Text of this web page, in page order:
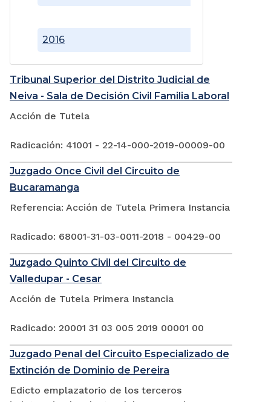
2016
Tribunal Superior del Distrito Judicial de
Neiva - Sala de Decisión Civil Familia Laboral
Acción de Tutela
Radicación: 41001 - 22-14-000-2019-00009-00
Juzgado Once Civil del Circuito de
Bucaramanga
Referencia: Acción de Tutela Primera Instancia
Radicado: 68001-31-03-0011-2018 - 00429-00
Juzgado Quinto Civil del Circuito de
Valledupar - Cesar
Acción de Tutela Primera Instancia
Radicado: 20001 31 03 005 2019 00001 00
Juzgado Penal del Circuito Especializado de
Extinción de Dominio de Pereira
Edicto emplazatorio de los terceros